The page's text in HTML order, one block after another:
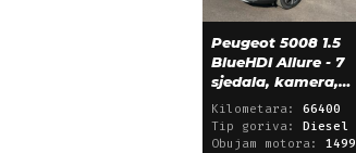
Peugeot 5008 1.5
BlueHDI Allure - 7
sjedala, kamera,
alu 18, 66.000 km
Kilometara: 66400
Tip goriva:
Diesel
Obujam motora: 1499